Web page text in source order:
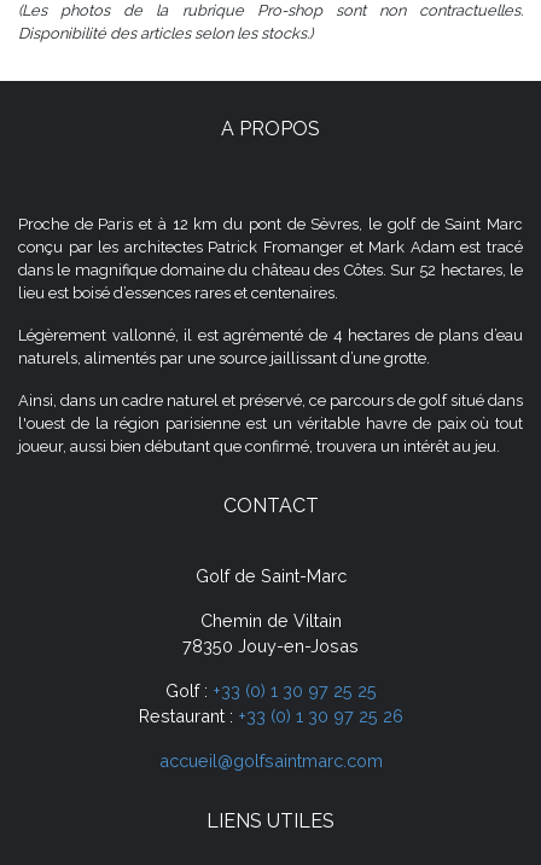
(Les photos de la rubrique Pro-shop sont non contractuelles.
Disponibilité des articles selon les stocks.)
A PROPOS
Proche de Paris et à 12 km du pont de Sèvres, le golf de Saint Marc
conçu par les architectes Patrick Fromanger et Mark Adam est tracé
dans le magnifique domaine du château des Côtes. Sur 52 hectares, le
lieu est boisé d’essences rares et centenaires.
Légèrement vallonné, il est agrémenté de 4 hectares de plans d’eau
naturels, alimentés par une source jaillissant d’une grotte.
Ainsi, dans un cadre naturel et préservé, ce parcours de golf situé dans
l'ouest de la région parisienne est un véritable havre de paix où tout
joueur, aussi bien débutant que confirmé, trouvera un intérêt au jeu.
CONTACT
Golf de Saint-Marc
Chemin de Viltain
78350 Jouy-en-Josas
Golf : +33 (0) 1 30 97 25 25
Restaurant : +33 (0) 1 30 97 25 26
accueil@golfsaintmarc.com
LIENS UTILES